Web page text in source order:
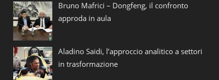
Bruno Mafrici – Dongfeng, il confronto
approda in aula
Aladino Saidi, l’approccio analitico a settori
in trasformazione